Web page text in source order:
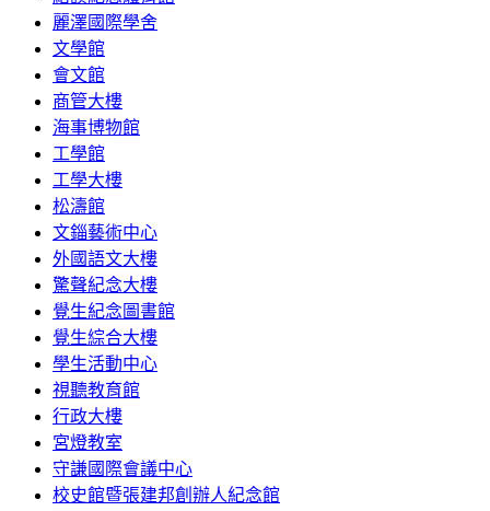
麗澤國際學舍
文學館
會文館
商管大樓
海事博物館
工學館
工學大樓
松濤館
文錙藝術中心
外國語文大樓
驚聲紀念大樓
覺生紀念圖書館
覺生綜合大樓
學生活動中心
視聽教育館
行政大樓
宮燈教室
守謙國際會議中心
校史館暨張建邦創辦人紀念館